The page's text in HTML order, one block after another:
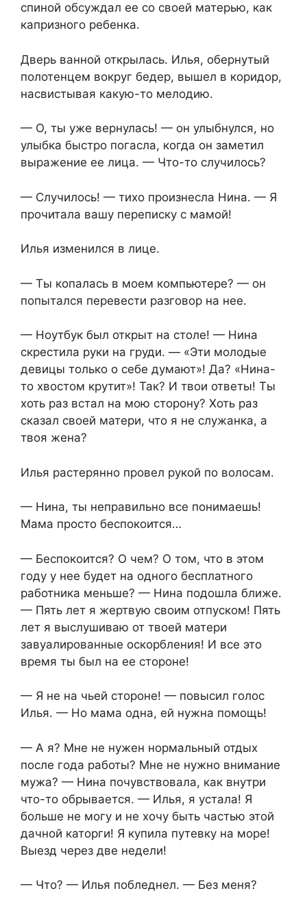
спиной обсуждал ее со своей матерью, как
капризного ребенка.
Дверь ванной открылась. Илья, обернутый
полотенцем вокруг бедер, вышел в коридор,
насвистывая какую-то мелодию.
— О, ты уже вернулась! — он улыбнулся, но
улыбка быстро погасла, когда он заметил
выражение ее лица. — Что-то случилось?
— Случилось! — тихо произнесла Нина. — Я
прочитала вашу переписку с мамой!
Илья изменился в лице.
— Ты копалась в моем компьютере? — он
попытался перевести разговор на нее.
— Ноутбук был открыт на столе! — Нина
скрестила руки на груди. — «Эти молодые
девицы только о себе думают»! Да? «Нина-
то хвостом крутит»! Так? И твои ответы! Ты
хоть раз встал на мою сторону? Хоть раз
сказал своей матери, что я не служанка, а
твоя жена?
Илья растерянно провел рукой по волосам.
— Нина, ты неправильно все понимаешь!
Мама просто беспокоится…
— Беспокоится? О чем? О том, что в этом
году у нее будет на одного бесплатного
работника меньше? — Нина подошла ближе.
— Пять лет я жертвую своим отпуском! Пять
лет я выслушиваю от твоей матери
завуалированные оскорбления! И все это
время ты был на ее стороне!
— Я не на чьей стороне! — повысил голос
Илья. — Но мама одна, ей нужна помощь!
— А я? Мне не нужен нормальный отдых
после года работы? Мне не нужно внимание
мужа? — Нина почувствовала, как внутри
что-то обрывается. — Илья, я устала! Я
больше не могу и не хочу быть частью этой
дачной каторги! Я купила путевку на море!
Выезд через две недели!
— Что? — Илья побледнел. — Без меня?